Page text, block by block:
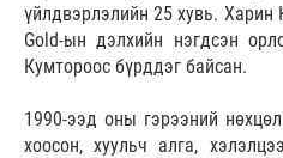
үйлдвэрлэлийн 25 хувь.
Gold-ын дэлхийн нэгдсэн
Кумтороос бүрддэг байсан.
1990-ээд оны гэрээний
хоосон, хуульч алга,